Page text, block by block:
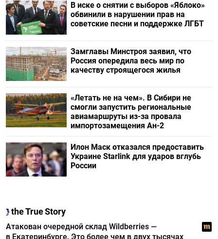
В иске о снятии с выборов «Яблоко»
обвинили в нарушении прав на
советские песни и поддержке ЛГБТ
Замглавы Минстроя заявил, что
Россия опередила весь мир по
качеству строящегося жилья
«Летать не на чем». В Сибири не
смогли запустить региональные
авиамаршруты из-за провала
импортозамещения Ан-2
Илон Маск отказался предоставить
Украине Starlink для ударов вглубь
России